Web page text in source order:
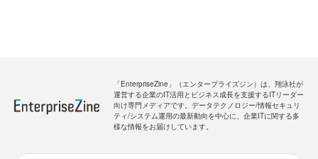
「EnterpriseZine」（エンタープライズジン）は、翔泳社が
運営する企業のIT活用とビジネス成長を支援するITリーダー
向け専門メディアです。データテクノロジー/情報セキュリ
ティ/システム運用の最新動向を中心に、企業ITに関する多
様な情報をお届けしています。